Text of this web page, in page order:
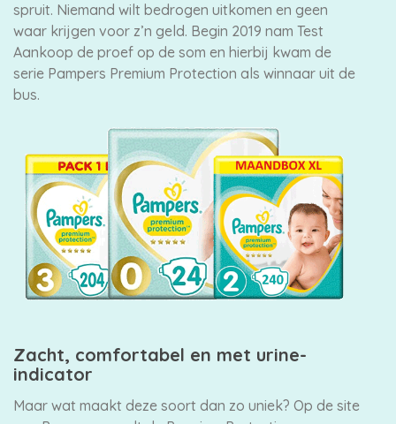
spruit. Niemand wilt bedrogen uitkomen en geen
waar krijgen voor z’n geld. Begin 2019 nam Test
Aankoop de proef op de som en hierbij kwam de
serie Pampers Premium Protection als winnaar uit de
bus.
Zacht, comfortabel en met urine-
indicator
Maar wat maakt deze soort dan zo uniek? Op de site